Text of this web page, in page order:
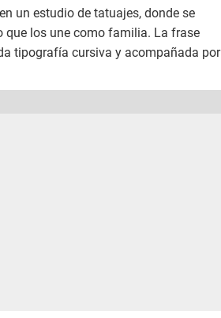
en un estudio de tatuajes, donde se
que los une como familia. La frase
tipografía cursiva y acompañada por